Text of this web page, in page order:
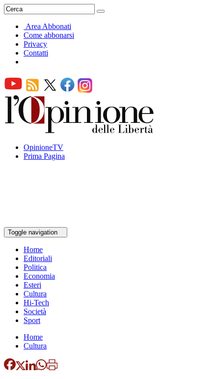
Area Abbonati
Come abbonarsi
Privacy
Contatti
OpinioneTV
Prima Pagina
Toggle navigation
Home
Editoriali
Politica
Economia
Esteri
Cultura
Hi-Tech
Società
Sport
Home
Cultura